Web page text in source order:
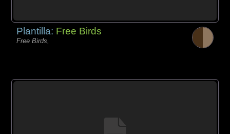
Plantilla: Free Birds
Free Birds,